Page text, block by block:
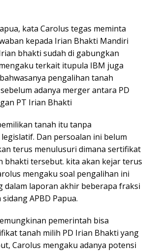
kata Carolus tegas meminta
kepada Irian Bhakti Mandiri
bhakti sudah di gabungkan
terkait itupula IBM juga
pengalihan tanah
adanya merger antara PD
PT Irian Bhakti
tanah itu tanpa
Dan persoalan ini belum
terus menulusuri dimana sertifikat
bhakti tersebut. kita akan kejar terus
mengaku soal pengalihan ini
dalam laporan akhir beberapa fraksi
APBD Papua.
pemerintah bisa
tanah milih PD Irian Bhakti yang
Carolus mengaku adanya potensi